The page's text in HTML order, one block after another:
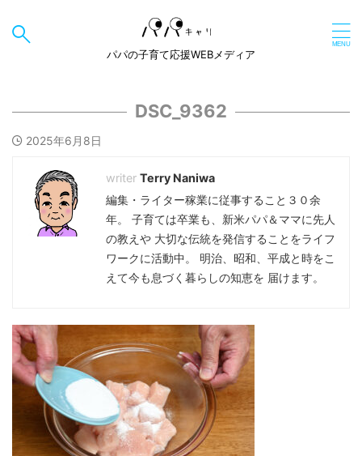
パパの子育て応援WEBメディア
DSC_9362
2025年6月8日
Terry Naniwa
編集・ライター稼業に従事すること３０余
年。 子育ては卒業も、新米パパ＆ママに先人
の教えや 大切な伝統を発信することをライフ
ワークに活動中。 明治、昭和、平成と時をこ
えて今も息づく暮らしの知恵を 届けます。